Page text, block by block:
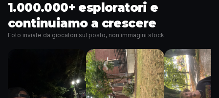
1.000.000+ esploratori e
continuiamo a crescere
Foto inviate da giocatori sul posto, non immagini stock.